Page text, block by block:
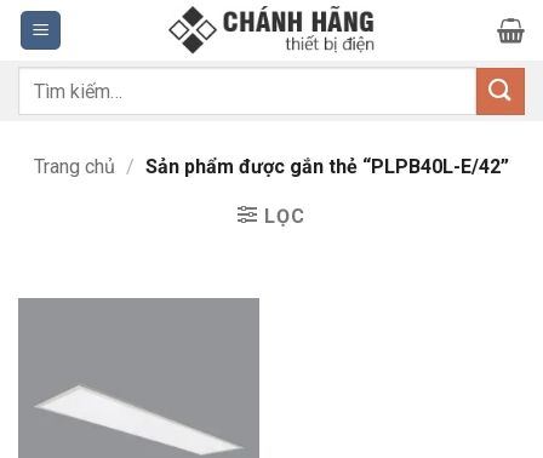
Bỏ
qua
nội
dung
Tìm
Trang chủ / Sản phẩm được gắn thẻ “PLPB40L-E/42”
LỌC